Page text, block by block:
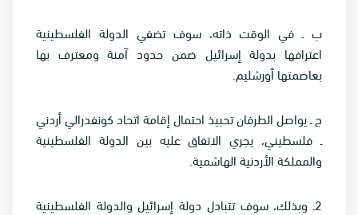
ب ـ في الوقت ذاته، سوف تضفي الدولة الفلسطينية
اعترافها بدولة إسرائيل ضمن حدود آمنة ومعترف بها
بعاصمتها أورشليم.
ج ـ يواصل الطرفان تحبيذ احتمال إقامة اتحاد كونفدرالي أردني
ـ فلسطيني، يجري الاتفاق عليه بين الدولة الفلسطينية
والمملكة الأردنية الهاشمية.
2ـ وبذلك، سوف تتبادل دولة إسرائيل والدولة الفلسطينية